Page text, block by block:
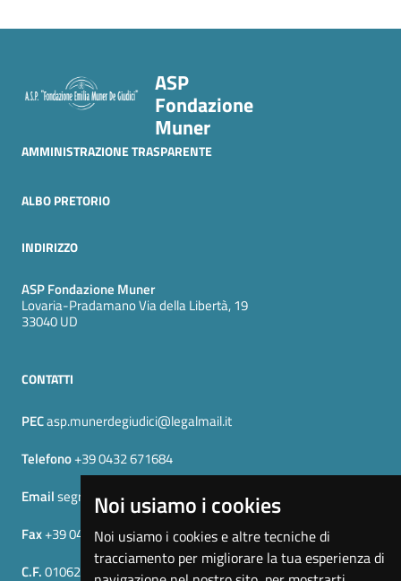
Noi usiamo i cookies
Noi usiamo i cookies e altre tecniche di
tracciamento per migliorare la tua esperienza di
ASP
Fondazione
Muner
AMMINISTRAZIONE TRASPARENTE
ALBO PRETORIO
INDIRIZZO
ASP Fondazione Muner
Lovaria-Pradamano Via della Libertà, 19
33040 UD
CONTATTI
PECasp.munerdegiudici@legalmail.it
Telefono+39 0432 671684
Emailsegreteria_urp@fondazionemuner.it
Fax+39 0432 670016
C.F.01062260300